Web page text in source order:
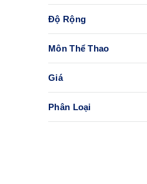
Độ Rộng
Môn Thể Thao
Giá
Phân Loại